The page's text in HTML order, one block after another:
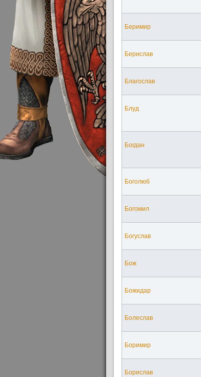
Беримир
Берислав
Благослав
Блуд
Богдан
Боголюб
Богомил
Богуслав
Бож
Божидар
Болеслав
Боримир
Борислав